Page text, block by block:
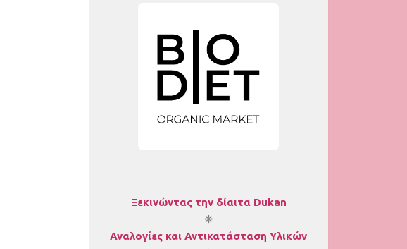
Ξεκινώντας την δίαιτα Dukan
❋
Αναλογίες και Αντικατάσταση Υλικών